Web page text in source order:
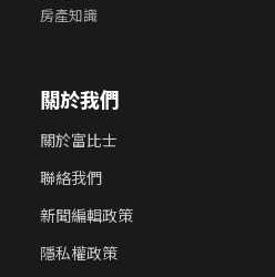
房產知識
關於我們
關於富比士
聯絡我們
新聞編輯政策
隱私權政策